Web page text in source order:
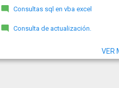
Consultas sql en vba excel
Consulta de actualización.
VER